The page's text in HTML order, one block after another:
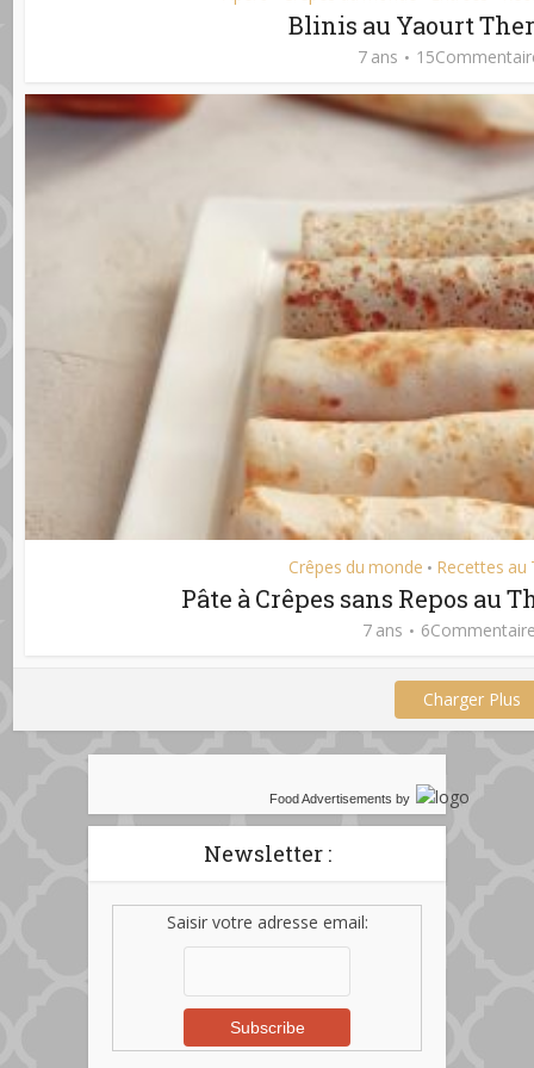
Blinis au Yaourt
7 ans
Crêpes du monde • Recettes
Pâte à Crêpes sans Repos au
7 ans
Charger Plus
Food Advertisements by
Newsletter :
Saisir votre adresse email: